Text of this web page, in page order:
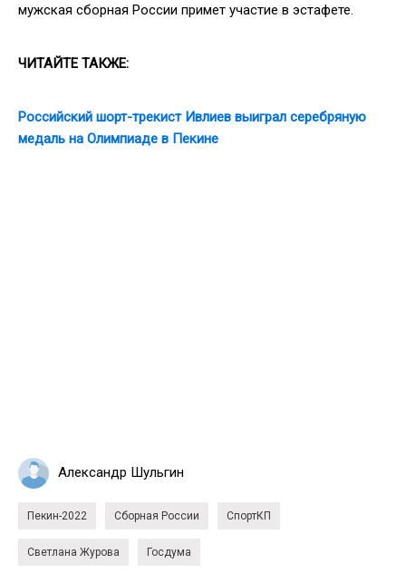
мужская сборная России примет участие в эстафете.
ЧИТАЙТЕ ТАКЖЕ:
Российский шорт-трекист Ивлиев выиграл серебряную
медаль на Олимпиаде в Пекине
Александр Шульгин
Пекин-2022 Сборная России СпортКП
Светлана Журова Госдума